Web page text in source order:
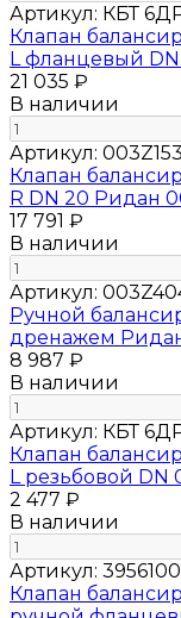
Артикул: КБТ
Клапан
L фланцевый DN
21 035 ₽
В наличии
Артикул:
Клапан
R DN 20 Ридан
17 791 ₽
В наличии
Артикул:
Ручной
дренажем
8 987 ₽
В наличии
Артикул: КБТ
Клапан
L резьбовой DN
2 477 ₽
В наличии
Артикул:
Клапан